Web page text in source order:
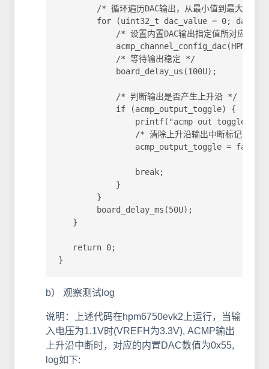
/* 循环遍历DAC输出，从最小值到最大值，
for (uint32_t dac_value = 0;
/* 设置内置DAC输出指定值所对应的电
            /* 等待输出稳定 */
            board_delay_us(100U);
            /* 判断输出是否产生上升沿 */
            if (acmp_output_toggle) {
printf("acmp out toggled,
                /* 清除上升沿输出中断标记 */
                acmp_output_toggle = false;
                break;
            }
        }
        board_delay_ms(50U);
   }
   return 0;
}
b） 观察测试log
说明：上述代码在hpm6750evk2上运行，当输
入电压为1.1V时(VREFH为3.3V), ACMP输出
上升沿中断时，对应的内置DAC数值为0x55,
log如下: